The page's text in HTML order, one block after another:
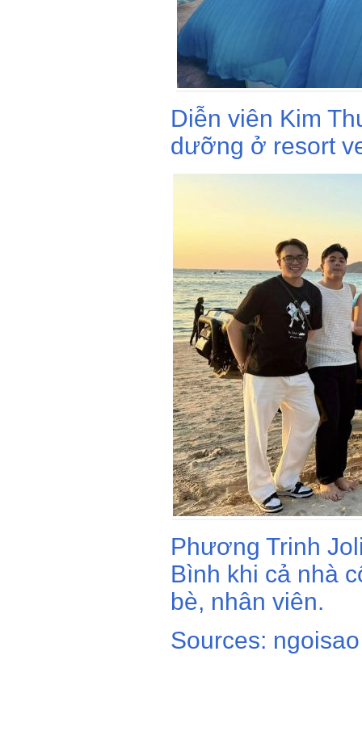
Diễn viên Kim
dưỡng ở resort
Phương Trinh
Bình khi cả nhà
bè, nhân viên.
Sources: ngoisao